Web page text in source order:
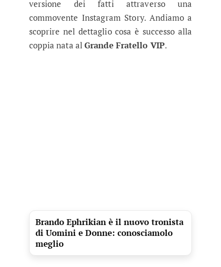
versione dei fatti attraverso una
commovente Instagram Story. Andiamo a
scoprire nel dettaglio cosa è successo alla
coppia nata alGrande Fratello VIP.
Brando Ephrikian è il nuovo tronista
di Uomini e Donne: conosciamolo
meglio